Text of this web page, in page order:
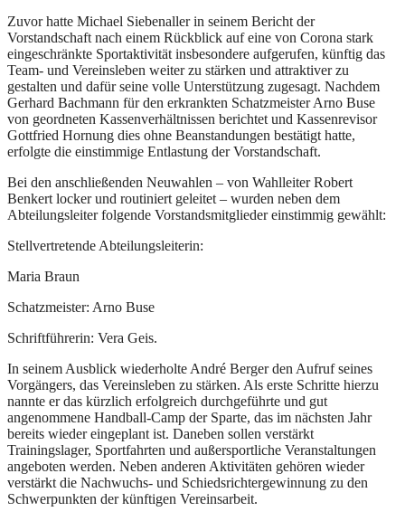
Zuvor hatte Michael Siebenaller in seinem Bericht der
Vorstandschaft nach einem Rückblick auf eine von Corona stark
eingeschränkte Sportaktivität insbesondere aufgerufen, künftig das
Team- und Vereinsleben weiter zu stärken und attraktiver zu
gestalten und dafür seine volle Unterstützung zugesagt. Nachdem
Gerhard Bachmann für den erkrankten Schatzmeister Arno Buse
von geordneten Kassenverhältnissen berichtet und Kassenrevisor
Gottfried Hornung dies ohne Beanstandungen bestätigt hatte,
erfolgte die einstimmige Entlastung der Vorstandschaft.
Bei den anschließenden Neuwahlen – von Wahlleiter Robert
Benkert locker und routiniert geleitet – wurden neben dem
Abteilungsleiter folgende Vorstandsmitglieder einstimmig gewählt:
Stellvertretende Abteilungsleiterin:
Maria Braun
Schatzmeister: Arno Buse
Schriftführerin: Vera Geis.
In seinem Ausblick wiederholte André Berger den Aufruf seines
Vorgängers, das Vereinsleben zu stärken. Als erste Schritte hierzu
nannte er das kürzlich erfolgreich durchgeführte und gut
angenommene Handball-Camp der Sparte, das im nächsten Jahr
bereits wieder eingeplant ist. Daneben sollen verstärkt
Trainingslager, Sportfahrten und außersportliche Veranstaltungen
angeboten werden. Neben anderen Aktivitäten gehören wieder
verstärkt die Nachwuchs- und Schiedsrichtergewinnung zu den
Schwerpunkten der künftigen Vereinsarbeit.